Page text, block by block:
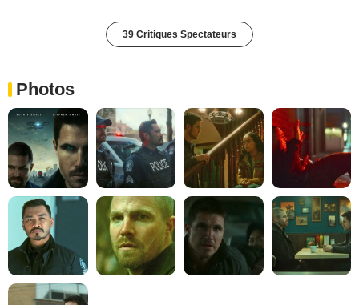
39 Critiques Spectateurs
Photos